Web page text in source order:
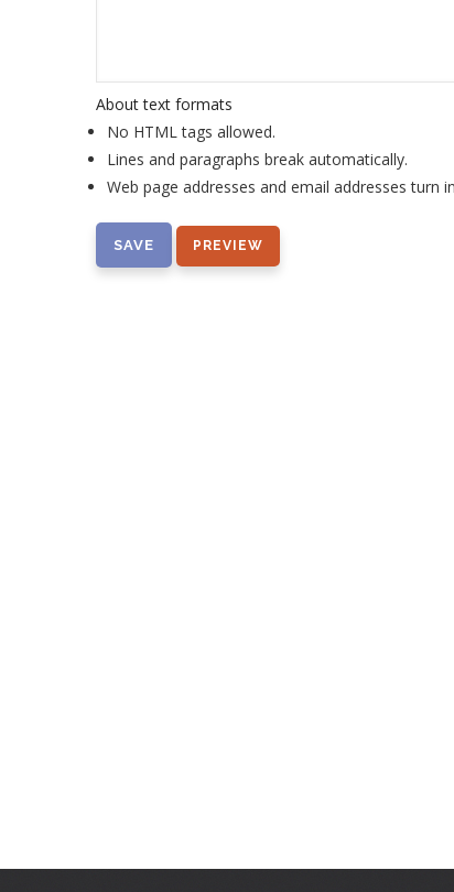
About text formats
No HTML tags allowed.
Lines and paragraphs break automatically.
Web page addresses and email addresses turn